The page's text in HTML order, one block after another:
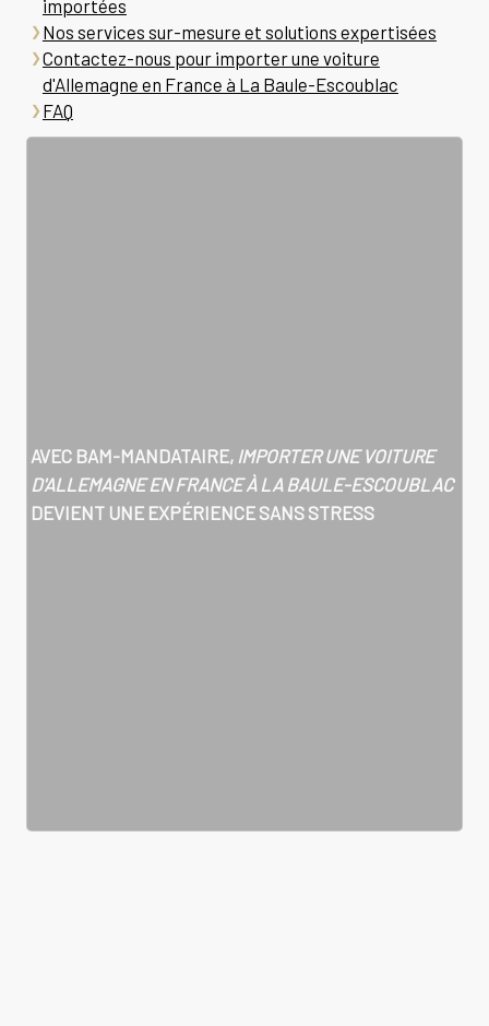
importées
Nos services sur-mesure et solutions expertisées
Contactez-nous pour importer une voiture
d'Allemagne en France à La Baule-Escoublac
FAQ
AVEC BAM-MANDATAIRE, IMPORTER UNE VOITURE
D'ALLEMAGNE EN FRANCE À LA BAULE-ESCOUBLAC
DEVIENT UNE EXPÉRIENCE SANS STRESS